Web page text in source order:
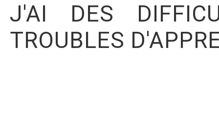
J'AI DES
TROUBLES